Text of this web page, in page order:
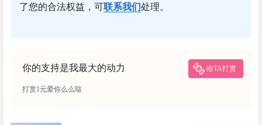
了您的合法权益，可联系我们处理。
你的支持是我最大的动力 给TA打赏
打赏1元爱你么么哒